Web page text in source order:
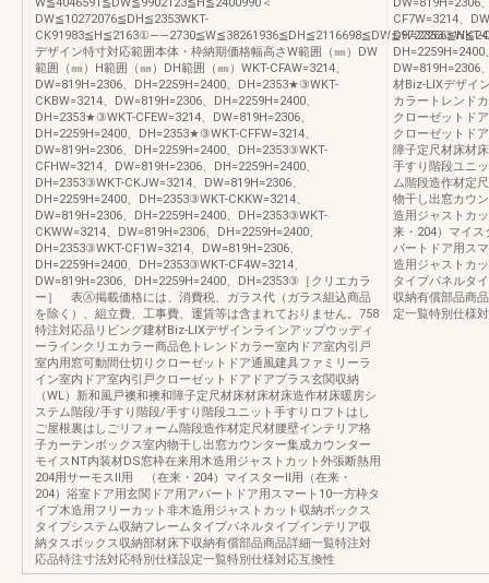
DW≦10272076≦DH≦2353WKT-
デザイン特寸対応範囲本体・枠納期価格幅高さW範囲（㎜）DW
範囲（㎜）H範囲（㎜）DH範囲（㎜）WKT-CFAW=3214、
DW=819H=2306、DH=2259H=2400、DH=2353★③WKT-
CKBW=3214、DW=819H=2306、DH=2259H=2400、
DH=2353★③WKT-CFEW=3214、DW=819H=2306、
DH=2259H=2400、DH=2353★③WKT-CFFW=3214、
DW=819H=2306、DH=2259H=2400、DH=2353③WKT-
CFHW=3214、DW=819H=2306、DH=2259H=2400、
DH=2353③WKT-CKJW=3214、DW=819H=2306、
DH=2259H=2400、DH=2353③WKT-CKKW=3214、
DW=819H=2306、DH=2259H=2400、DH=2353③WKT-
CKWW=3214、DW=819H=2306、DH=2259H=2400、
DH=2353③WKT-CF1W=3214、DW=819H=2306、
DH=2259H=2400、DH=2353③WKT-CF4W=3214、
DW=819H=2306、DH=2259H=2400、DH=2353③［クリエカラ
ー］ 表Ⓐ掲載価格には、消費税、ガラス代（ガラス組込商品
を除く）、組立費、工事費、運賃等は含まれておりません。758
特注対応品リビング建材Biz-LIXデザインラインアップウッディ
ーラインクリエカラー商品色トレンドカラー室内ドア室内引戸
室内用窓可動間仕切りクローゼットドア通風建具ファミリーラ
イン室内ドア室内引戸クローゼットドアドアプラス玄関収納
（WL）新和風戸襖和襖和障子定尺材床材床材床造作材床暖房シ
ステム階段/手すり階段/手すり階段ユニット手すりロフトはし
ご屋根裏はしごリフォーム階段造作材定尺材腰壁インテリア格
子カーテンボックス室内物干し出窓カウンター集成カウンター
モイスNT内装材DS窓枠在来用木造用ジャストカット外張断熱用
204用サーモスⅡ用 （在来・204）マイスターⅡ用（在来・
204）浴室ドア用玄関ドア用アパートドア用スマート10一方枠タ
イプ木造用フリーカット非木造用ジャストカット収納ボックス
タイプシステム収納フレームタイプパネルタイプインテリア収
納タスボックス収納部材床下収納有償部品商品詳細一覧特注対
応品特注寸法対応特別仕様設定一覧特別仕様対応互換性
CF7W=3214、
DH=2353③WKT-
DW=819H=2306
材Biz-LIXデザイ
カラートレンド
クローゼットド
クローゼットド
障子定尺材床材
手すり階段ユニ
ム階段造作材定
物干し出窓カウ
造用ジャストカ
来・204）マイス
パートドア用ス
造用ジャストカ
タイプパネルタ
収納有償部品商
定一覧特別仕様